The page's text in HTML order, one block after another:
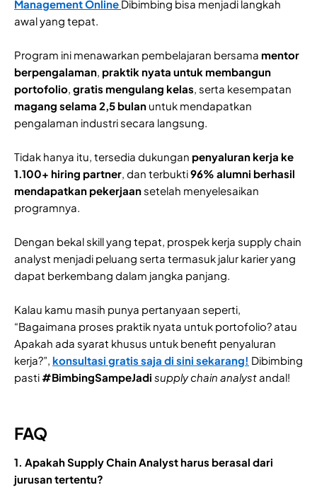
Management Online Dibimbing bisa menjadi langkah
awal yang tepat.
Program ini menawarkan pembelajaran bersama mentor
berpengalaman, praktik nyata untuk membangun
portofolio, gratis mengulang kelas, serta kesempatan
magang selama 2,5 bulan untuk mendapatkan
pengalaman industri secara langsung.
Tidak hanya itu, tersedia dukungan penyaluran kerja ke
1.100+ hiring partner, dan terbukti96% alumni berhasil
mendapatkan pekerjaansetelah menyelesaikan
programnya.
Dengan bekal skill yang tepat, prospek kerja supply chain
analyst menjadi peluang serta termasuk jalur karier yang
dapat berkembang dalam jangka panjang.
Kalau kamu masih punya pertanyaan seperti,
“Bagaimana proses praktik nyata untuk portofolio? atau
Apakah ada syarat khusus untuk benefit penyaluran
kerja?”, konsultasi gratis saja di sini sekarang! Dibimbing
pasti #BimbingSampeJadi supply chain analystandal!
FAQ
1. Apakah Supply Chain Analyst harus berasal dari
jurusan tertentu?